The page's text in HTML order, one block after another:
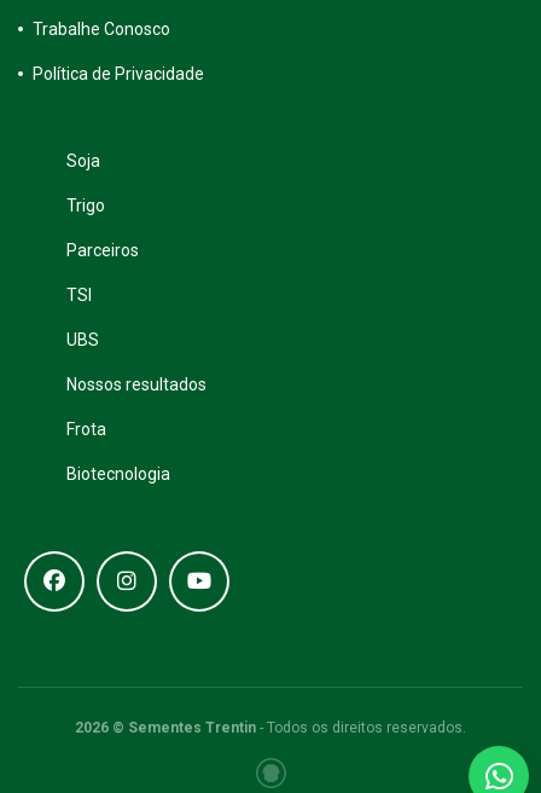
Trabalhe Conosco
Política de Privacidade
Soja
Trigo
Parceiros
TSI
UBS
Nossos resultados
Frota
Biotecnologia
2026 © Sementes Trentin - Todos os direitos reservados.